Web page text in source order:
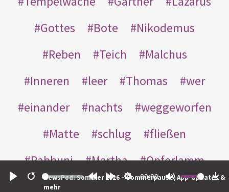
Restart
00:00
NewsPod: Sommer 2026 – Sommerpause, App-Updates &
mehr
Gottes
Bote
Nikodemus
Reben
Teich
Malchus
Inneren
leer Thomas
wer
einander
nachts
weggeworfen
Matte
schlug
fließen
Rabbuni
Martha
Opferlamm
gewaschen
jüdischen